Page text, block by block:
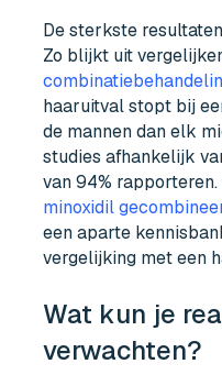
De sterkste
Zo blijkt uit
haaruitval stopt bij
de mannen dan elk
studies afhankelijk
van 94%
minoxidil
een aparte
vergelijking met een
Wat kun je
verwachten?